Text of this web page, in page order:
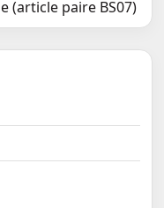
(article paire BS07)